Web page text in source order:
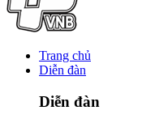
Trang chủ
Diễn đàn
Diễn đàn